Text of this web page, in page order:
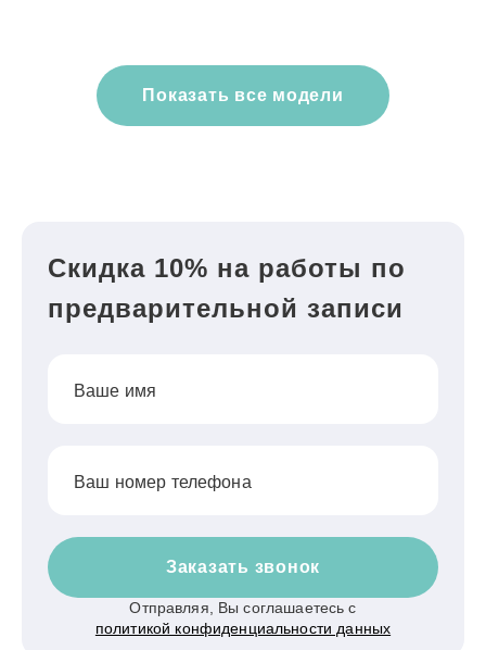
Показать все модели
Скидка 10% на работы по
предварительной записи
Ваше имя
Ваш номер телефона
Заказать звонок
Отправляя, Вы соглашаетесь с
политикой конфиденциальности данных